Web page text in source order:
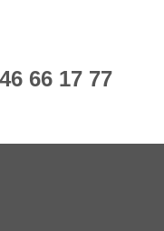
66 17 77